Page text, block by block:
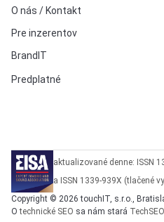
O nás / Kontakt
Pre inzerentov
BrandIT
Predplatné
aktualizované denne: ISSN
a ISSN 1339-939X (tlačené
Copyright © 2026 touchIT, s.r.o.,
Otechnické SEO sa nám stará